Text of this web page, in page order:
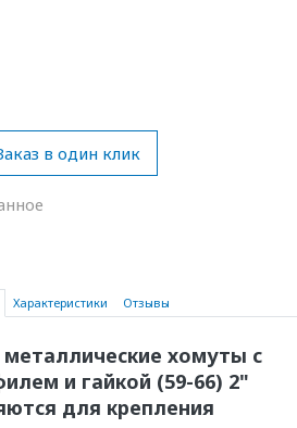
в один клик
Характеристики Отзывы
металлические хомуты с
и гайкой (59-66) 2"
для крепления